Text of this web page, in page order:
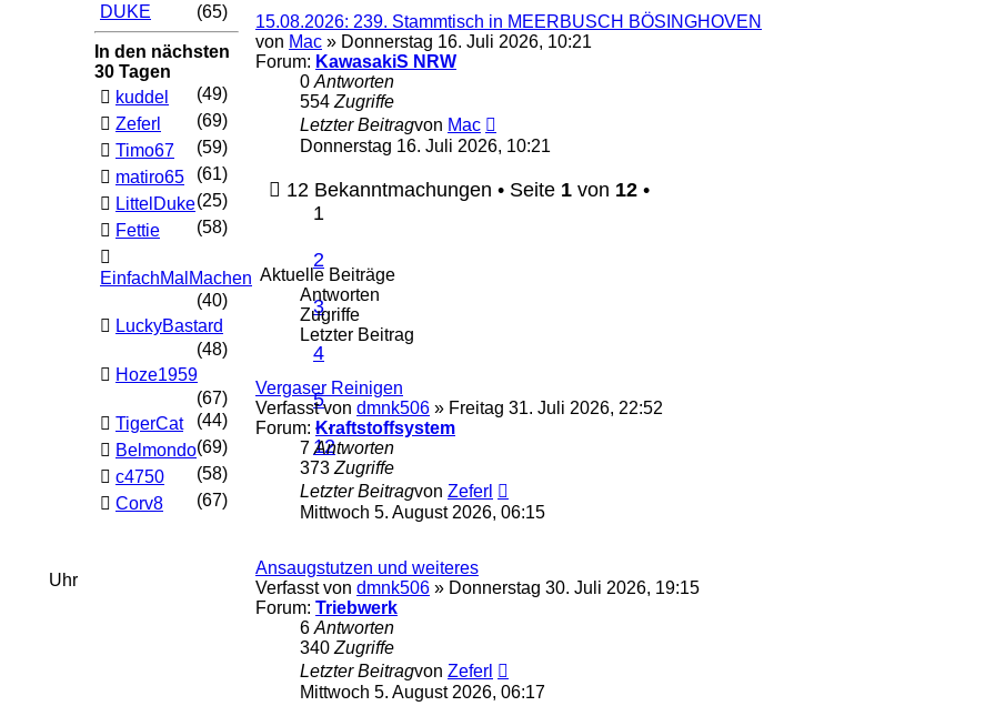
15.08.2026: 239. Stammtisch in MEERBUSCH BÖSINGHOVEN
von Mac » Donnerstag 16. Juli 2026, 10:21
Forum: KawasakiS NRW
0 Antworten
554 Zugriffe
Letzter Beitragvon Mac
Beitrag
Donnerstag 16. Juli 2026, 10:21
12 Bekanntmachungen • Seite 1 von 12 •
1
2
3
4
5
…
12
Aktuelle Beiträge
Antworten
Zugriffe
Letzter Beitrag
Vergaser Reinigen
Verfasst von dmnk506 » Freitag 31. Juli 2026, 22:52
Forum: Kraftstoffsystem
7 Antworten
373 Zugriffe
Letzter Beitragvon Zeferl
Beitrag
Mittwoch 5. August 2026, 06:15
Ansaugstutzen und weiteres
Verfasst von dmnk506 » Donnerstag 30. Juli 2026, 19:15
Forum: Triebwerk
6 Antworten
340 Zugriffe
Letzter Beitragvon Zeferl
Beitrag
Mittwoch 5. August 2026, 06:17
DUKE
(65)
In den nächsten
30 Tagen
kuddel
(49)
Zeferl
(69)
Timo67
(59)
matiro65
(61)
LittelDuke(25)
Fettie
(58)
EinfachMalMachen
(40)
LuckyBastard
(48)
Hoze1959
(67)
TigerCat
(44)
Belmondo(69)
c4750
(58)
Corv8
(67)
Uhr